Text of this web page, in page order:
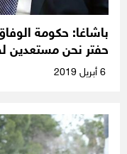
باشاغا: حكومة
حفتر نحن